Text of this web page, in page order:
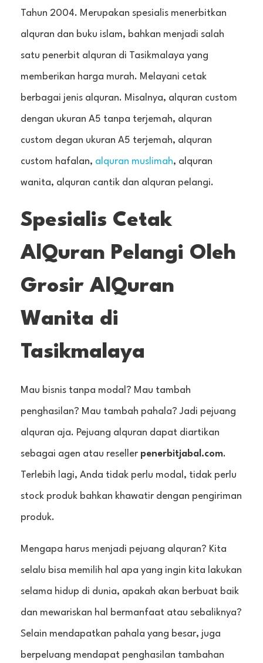
Tahun 2004. Merupakan spesialis menerbitkan
alquran dan buku islam, bahkan menjadi salah
satu penerbit alquran di Tasikmalaya yang
memberikan harga murah. Melayani cetak
berbagai jenis alquran. Misalnya, alquran custom
dengan ukuran A5 tanpa terjemah, alquran
custom degan ukuran A5 terjemah, alquran
custom hafalan, alquran muslimah, alquran
wanita, alquran cantik dan alquran pelangi.
Spesialis Cetak
AlQuran Pelangi Oleh
Grosir AlQuran
Wanita di
Tasikmalaya
Mau bisnis tanpa modal? Mau tambah
penghasilan? Mau tambah pahala? Jadi pejuang
alquran aja. Pejuang alquran dapat diartikan
sebagai agen atau reseller penerbitjabal.com.
Terlebih lagi, Anda tidak perlu modal, tidak perlu
stock produk bahkan khawatir dengan pengiriman
produk.
Mengapa harus menjadi pejuang alquran? Kita
selalu bisa memilih hal apa yang ingin kita lakukan
selama hidup di dunia, apakah akan berbuat baik
dan mewariskan hal bermanfaat atau sebaliknya?
Selain mendapatkan pahala yang besar, juga
berpeluang mendapat penghasilan tambahan